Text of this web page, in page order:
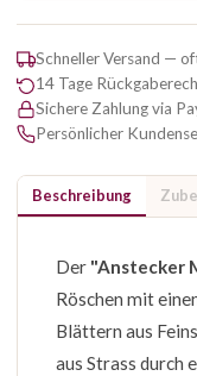
Schneller Versand —
14 Tage
Sichere Zahlung via
Persönlicher
Beschreibung
Der "Anstecker
Röschen mit
Blättern aus
aus Strass durch